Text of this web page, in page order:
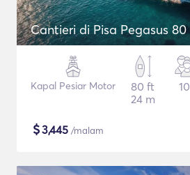
Cantieri di Pisa Pegasus 80
Kapal Pesiar Motor
80 ft
24 m
10
$3,445 /malam